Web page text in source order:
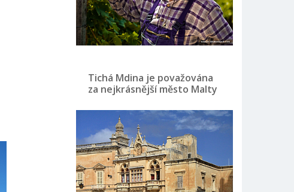
Tichá Mdina je považována
za nejkrásnější město Malty